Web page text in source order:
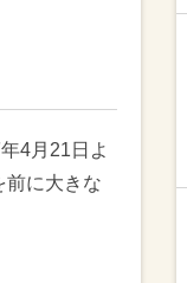
4月21日よ
前に大きな